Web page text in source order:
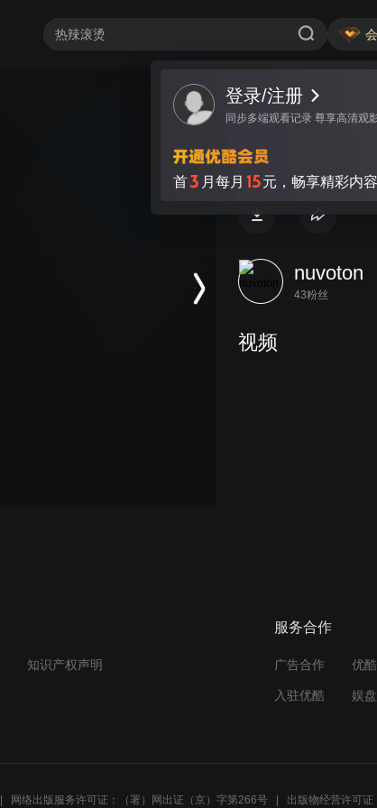
登录/注册
同步多端观看记录 尊享高清观
首3 月每月 15元，畅享精彩内容
视频 讨论
nuvoton
43粉丝
视频
知识产权声明
服务合作
广告合作 优
入驻优酷 娱盘
网络出版服务许可证：（署）网出证（京）字第266号 出版物经营许可